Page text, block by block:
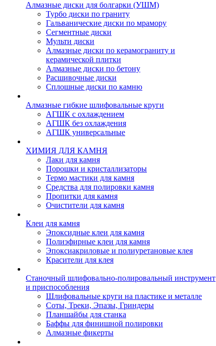
Алмазные диски для болгарки (УШМ)
Турбо диски по граниту
Гальванические диски по мрамору
Сегментные диски
Мульти диски
Алмазные диски по керамограниту и
керамической плитки
Алмазные диски по бетону
Расшивочные диски
Сплошные диски по камню
Алмазные гибкие шлифовальные круги
АГШК с охлаждением
АГШК без охлаждения
АГШК универсальные
ХИМИЯ ДЛЯ КАМНЯ
Лаки для камня
Порошки и кристаллизаторы
Термо мастики для камня
Средства для полировки камня
Пропитки для камня
Очистители для камня
Клеи для камня
Эпоксидные клеи для камня
Полиэфирные клеи для камня
Эпоксиакриловые и полиуретановые клея
Красители для клея
Станочный шлифовально-полировальный инструмент
и приспособления
Шлифовальные круги на пластике и металле
Соты, Треки, Эпазы, Гриндеры
Планшайбы для станка
Баффы для финишной полировки
Алмазные фикерты